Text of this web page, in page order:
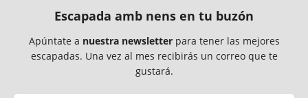
Escapada amb nens en tu buzón
Apúntate a nuestra newsletterpara tener las mejores
escapadas. Una vez al mes recibirás un correo que te
gustará.